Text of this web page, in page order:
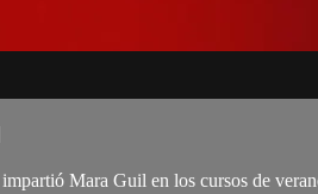
Mara Guil en los cursos de